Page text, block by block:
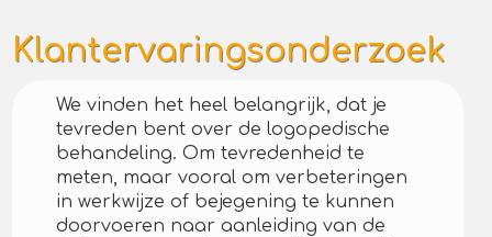
Klantervaringsonderzoek
We vinden het heel belangrijk, dat je
tevreden bent over de logopedische
behandeling. Om tevredenheid te
meten, maar vooral om verbeteringen
in werkwijze of bejegening te kunnen
doorvoeren naar aanleiding van de